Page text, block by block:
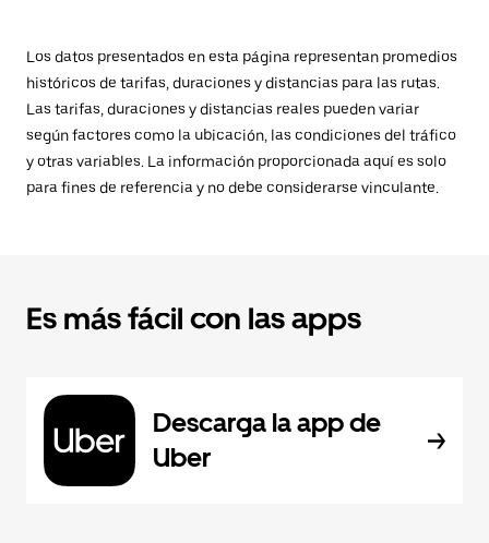
Los datos presentados en esta página representan promedios
históricos de tarifas, duraciones y distancias para las rutas.
Las tarifas, duraciones y distancias reales pueden variar
según factores como la ubicación, las condiciones del tráfico
y otras variables. La información proporcionada aquí es solo
para fines de referencia y no debe considerarse vinculante.
Es más fácil con las apps
Descarga la app de
Uber